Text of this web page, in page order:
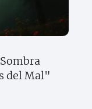
del Mal"